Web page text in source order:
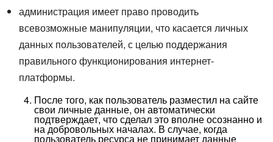
администрация имеет право проводить
всевозможные манипуляции, что касается личных
данных пользователей, с целью поддержания
правильного функционирования интернет-
платформы.
После того, как пользователь разместил на сайте
свои личные данные, он автоматически
подтверждает, что сделал это вполне осознанно и
на добровольных началах. В случае, когда
пользователь ресурса не принимает данные